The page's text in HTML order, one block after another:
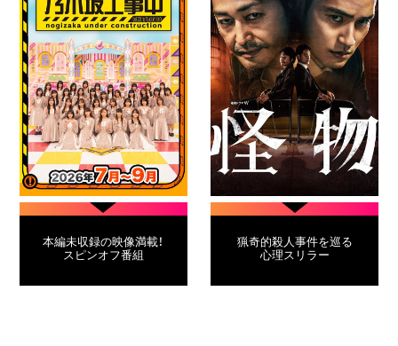
本編未収録の映像満載！
スピンオフ番組
猟奇的殺人事件を巡る
心理スリラー